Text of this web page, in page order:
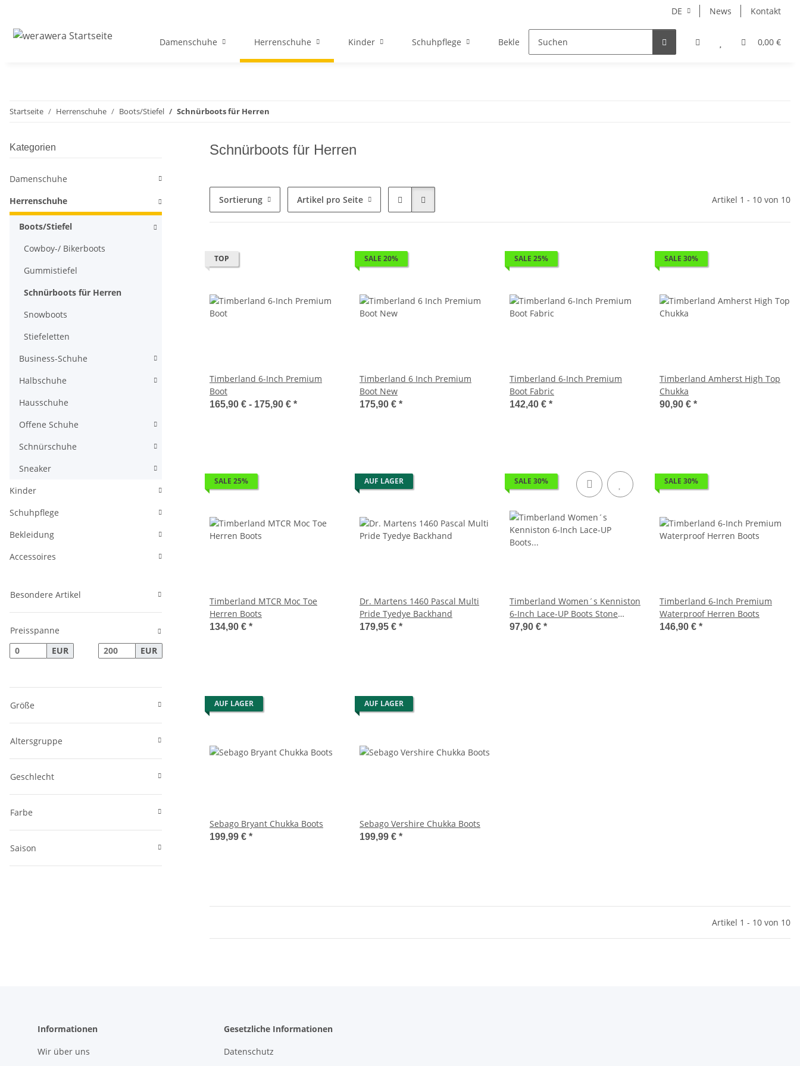
DE News Kontakt
0,00 €
Damenschuhe Herrenschuhe Kinder Schuhpflege Bekleidung
Startseite Herrenschuhe Boots/Stiefel Schnürboots für Herren
Schnürboots für Herren
Sortierung Artikel pro Seite Artikel 1 - 10 von 10
TOP
Timberland 6-Inch Premium
Boot
165,90 € - 175,90 € *
SALE 20%
Timberland 6 Inch Premium
Boot New
175,90 € *
SALE 25%
Timberland 6-Inch Premium
Boot Fabric
142,40 € *
SALE 30%
Timberland Amherst High Top
Chukka
90,90 € *
SALE 25%
Timberland MTCR Moc Toe
Herren Boots
134,90 € *
AUF LAGER
Dr. Martens 1460 Pascal Multi
Pride Tyedye Backhand
179,95 € *
SALE 30%
Timberland Women´s Kenniston
6-Inch Lace-UP Boots Stone
Nubuck 36
97,90 € *
SALE 30%
Timberland 6-Inch Premium
Waterproof Herren Boots
146,90 € *
AUF LAGER
Sebago Bryant Chukka Boots
199,99 € *
AUF LAGER
Sebago Vershire Chukka Boots
199,99 € *
Artikel 1 - 10 von 10
Kategorien
Damenschuhe
Herrenschuhe
Boots/Stiefel
Cowboy-/ Bikerboots
Gummistiefel
Schnürboots für Herren
Snowboots
Stiefeletten
Business-Schuhe
Halbschuhe
Hausschuhe
Offene Schuhe
Schnürschuhe
Sneaker
Kinder
Schuhpflege
Bekleidung
Accessoires
Besondere Artikel
Preisspanne
EUR
EUR
Größe
Altersgruppe
Geschlecht
Farbe
Saison
Informationen
Wir über uns
Gesetzliche Informationen
Datenschutz